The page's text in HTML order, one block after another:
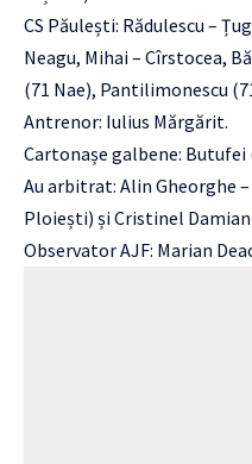
CS Păulești: Rădulescu –
Neagu, Mihai – Cîrstocea,
(71 Nae), Pantilimonescu
Antrenor: Iulius Mărgărit.
Cartonașe galbene: Butufei
Au arbitrat: Alin Gheorghe
Ploiești) și Cristinel
Observator AJF: Marian